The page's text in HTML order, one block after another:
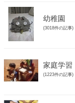
幼稚園
(3018件の記事)
家庭学習
(1223件の記事)